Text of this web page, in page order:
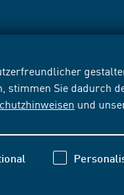
stimmen Sie dadurch
und